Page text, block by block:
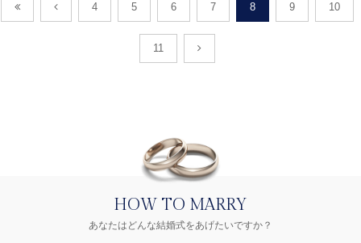
4 5 6 7 8 9 10
11
HOW TO MARRY
あなたはどんな結婚式をあげたいですか？